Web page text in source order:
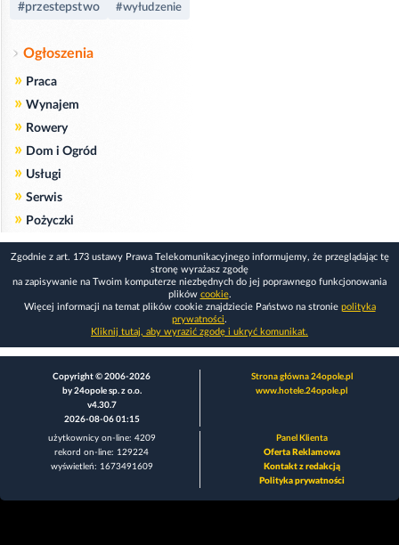
#przestepstwo #wyłudzenie
Ogłoszenia
» Praca
» Wynajem
» Rowery
» Dom i Ogród
» Usługi
» Serwis
» Pożyczki
Zgodnie z art. 173 ustawy Prawa Telekomunikacyjnego informujemy, że przeglądając tę
stronę wyrażasz zgodę
na zapisywanie na Twoim komputerze niezbędnych do jej poprawnego funkcjonowania
plików cookie.
Więcej informacji na temat plików cookie znajdziecie Państwo na stronie polityka
prywatności.
Kliknij tutaj, aby wyrazić zgodę i ukryć komunikat.
Copyright © 2006-2026
by 24opole sp. z o.o.
v4.30.7
2026-08-06 01:15
Strona główna 24opole.pl
www.hotele.24opole.pl
użytkownicy on-line: 4209
rekord on-line: 129224
wyświetleń: 1673491609
Panel Klienta
Oferta Reklamowa
Kontakt z redakcją
Polityka prywatności